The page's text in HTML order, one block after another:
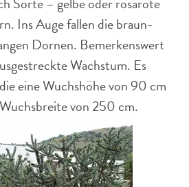
Ins Auge fallen die braun-
Dornen. Bemerkenswert
Wachstum. Es
eine Wuchshöhe von 90 cm
von 250 cm.